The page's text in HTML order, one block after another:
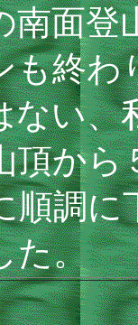
南面登
も終わ
ない、
頂から
順調に
た。